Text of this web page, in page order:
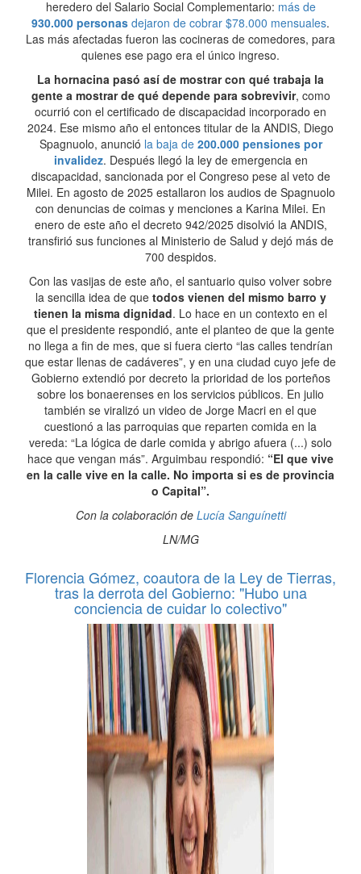
heredero del Salario Social Complementario: más de
930.000 personas dejaron de cobrar $78.000 mensuales.
Las más afectadas fueron las cocineras de comedores, para
quienes ese pago era el único ingreso.
La hornacina pasó así de mostrar con qué trabaja la
gente a mostrar de qué depende para sobrevivir, como
ocurrió con el certificado de discapacidad incorporado en
2024. Ese mismo año el entonces titular de la ANDIS, Diego
Spagnuolo, anunció la baja de 200.000 pensiones por
invalidez. Después llegó la ley de emergencia en
discapacidad, sancionada por el Congreso pese al veto de
Milei. En agosto de 2025 estallaron los audios de Spagnuolo
con denuncias de coimas y menciones a Karina Milei. En
enero de este año el decreto 942/2025 disolvió la ANDIS,
transfirió sus funciones al Ministerio de Salud y dejó más de
700 despidos.
Con las vasijas de este año, el santuario quiso volver sobre
la sencilla idea de que todos vienen del mismo barro y
tienen la misma dignidad. Lo hace en un contexto en el
que el presidente respondió, ante el planteo de que la gente
no llega a fin de mes, que si fuera cierto “las calles tendrían
que estar llenas de cadáveres”, y en una ciudad cuyo jefe de
Gobierno extendió por decreto la prioridad de los porteños
sobre los bonaerenses en los servicios públicos. En julio
también se viralizó un video de Jorge Macri en el que
cuestionó a las parroquias que reparten comida en la
vereda: “La lógica de darle comida y abrigo afuera (...) solo
hace que vengan más”. Arguimbau respondió: “El que vive
en la calle vive en la calle. No importa si es de provincia
o Capital”.
Con la colaboración de Lucía Sanguínetti
LN/MG
Florencia Gómez, coautora de la Ley de Tierras,
tras la derrota del Gobierno: "Hubo una
conciencia de cuidar lo colectivo"